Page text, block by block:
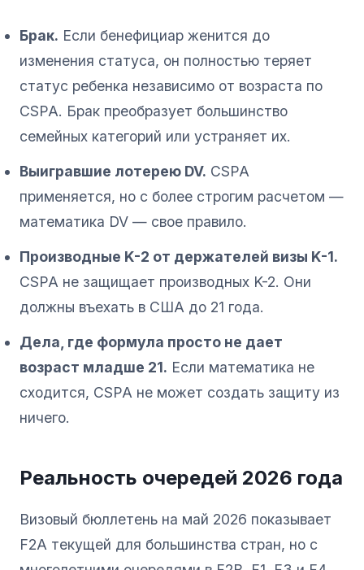
Брак. Если бенефициар женится до
изменения статуса, он полностью теряет
статус ребенка независимо от возраста по
CSPA. Брак преобразует большинство
семейных категорий или устраняет их.
Выигравшие лотерею DV. CSPA
применяется, но с более строгим расчетом —
математика DV — свое правило.
Производные K-2 от держателей визы K-1.
CSPA не защищает производных K-2. Они
должны въехать в США до 21 года.
Дела, где формула просто не дает
возраст младше 21. Если математика не
сходится, CSPA не может создать защиту из
ничего.
Реальность очередей 2026 года
Визовый бюллетень на май 2026 показывает
F2A текущей для большинства стран, но с